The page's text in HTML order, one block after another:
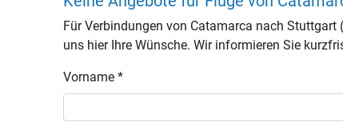
Für Verbindungen von Catamarca nach
uns hier Ihre Wünsche. Wir informieren Sie
Vorname *